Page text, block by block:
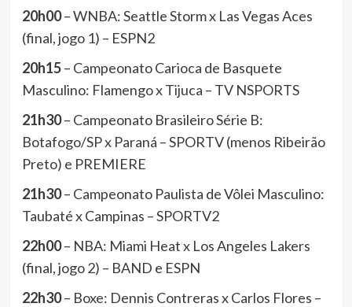
20h00– WNBA: Seattle Storm x Las Vegas Aces
(final, jogo 1) – ESPN2
20h15– Campeonato Carioca de Basquete
Masculino: Flamengo x Tijuca – TV NSPORTS
21h30– Campeonato Brasileiro Série B:
Botafogo/SP x Paraná – SPORTV (menos Ribeirão
Preto) e PREMIERE
21h30– Campeonato Paulista de Vôlei Masculino:
Taubaté x Campinas – SPORTV2
22h00– NBA: Miami Heat x Los Angeles Lakers
(final, jogo 2) – BAND e ESPN
22h30– Boxe: Dennis Contreras x Carlos Flores –